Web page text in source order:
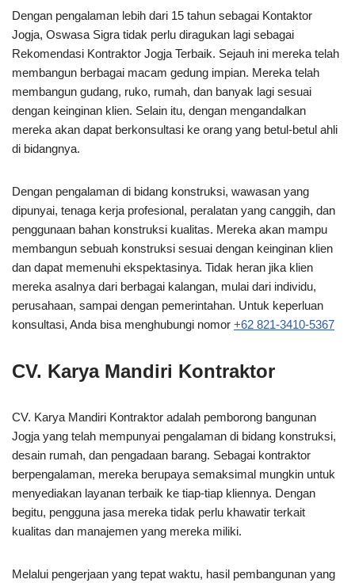
Dengan pengalaman lebih dari 15 tahun sebagai Kontaktor
Jogja, Oswasa Sigra tidak perlu diragukan lagi sebagai
Rekomendasi Kontraktor Jogja Terbaik. Sejauh ini mereka telah
membangun berbagai macam gedung impian. Mereka telah
membangun gudang, ruko, rumah, dan banyak lagi sesuai
dengan keinginan klien. Selain itu, dengan mengandalkan
mereka akan dapat berkonsultasi ke orang yang betul-betul ahli
di bidangnya.
Dengan pengalaman di bidang konstruksi, wawasan yang
dipunyai, tenaga kerja profesional, peralatan yang canggih, dan
penggunaan bahan konstruksi kualitas. Mereka akan mampu
membangun sebuah konstruksi sesuai dengan keinginan klien
dan dapat memenuhi ekspektasinya. Tidak heran jika klien
mereka asalnya dari berbagai kalangan, mulai dari individu,
perusahaan, sampai dengan pemerintahan. Untuk keperluan
konsultasi, Anda bisa menghubungi nomor +62 821-3410-5367
CV. Karya Mandiri Kontraktor
CV. Karya Mandiri Kontraktor adalah pemborong bangunan
Jogja yang telah mempunyai pengalaman di bidang konstruksi,
desain rumah, dan pengadaan barang. Sebagai kontraktor
berpengalaman, mereka berupaya semaksimal mungkin untuk
menyediakan layanan terbaik ke tiap-tiap kliennya. Dengan
begitu, pengguna jasa mereka tidak perlu khawatir terkait
kualitas dan manajemen yang mereka miliki.
Melalui pengerjaan yang tepat waktu, hasil pembangunan yang